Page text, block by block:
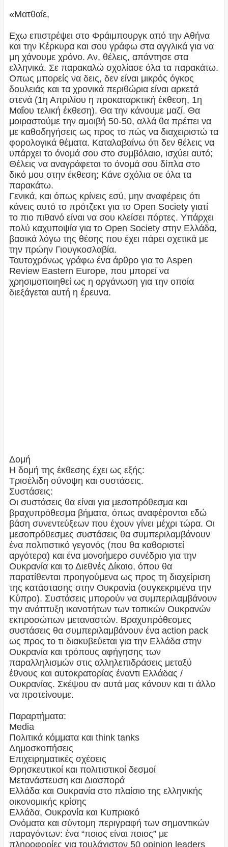
«Ματθαίε,
Εχω επιστρέψει στο Φράιμπουργκ από την Αθήνα
και την Κέρκυρα και σου γράφω στα αγγλικά για να
μη χάνουμε χρόνο. Αν, θέλεις, απάντησε στα
ελληνικά. Σε παρακαλώ σχολίασε όλα τα παρακάτω.
Οπως μπορείς να δεις, δεν είναι μικρός όγκος
δουλειάς και τα χρονικά περιθώρια είναι αρκετά
στενά (1η Απριλίου η προκαταρκτική έκθεση, 1η
Μαΐου τελική έκθεση). Θα την κάνουμε μαζί. Θα
μοιραστούμε την αμοιβή 50-50, αλλά θα πρέπει να
με καθοδηγήσεις ως προς το πώς να διαχειριστώ τα
φορολογικά θέματα. Καταλαβαίνω ότι δεν θέλεις να
υπάρχει το όνομά σου στο συμβόλαιο, ισχύει αυτό;
Θέλεις να αναγράφεται το όνομά σου δίπλα στο
δικό μου στην έκθεση; Κάνε σχόλια σε όλα τα
παρακάτω.
Γενικά, και όπως κρίνεις εσύ, μην αναφέρεις ότι
κάνεις αυτό το πρότζεκτ για το Open Society γιατί
το πιο πιθανό είναι να σου κλείσει πόρτες. Υπάρχει
πολύ καχυποψία για το Open Society στην Ελλάδα,
βασικά λόγω της θέσης που έχει πάρει σχετικά με
την πρώην Γιουγκοσλαβία.
Ταυτοχρόνως γράφω ένα άρθρο για το Aspen
Review Eastern Europe, που μπορεί να
χρησιμοποιηθεί ως η οργάνωση για την οποία
διεξάγεται αυτή η έρευνα.
Δομή
Η δομή της έκθεσης έχει ως εξής:
Τρισέλιδη σύνοψη και συστάσεις.
Συστάσεις:
Οι συστάσεις θα είναι για μεσοπρόθεσμα και
βραχυπρόθεσμα βήματα, όπως αναφέρονται εδώ
βάση συνεντεύξεων που έχουν γίνει μέχρι τώρα. Οι
μεσοπρόθεσμες συστάσεις θα συμπεριλαμβάνουν
ένα πολιτιστικό γεγονός (που θα καθοριστεί
αργότερα) και ένα μονοήμερο συνέδριο για την
Ουκρανία και το Διεθνές Δίκαιο, όπου θα
παρατίθενται προηγούμενα ως προς τη διαχείριση
της κατάστασης στην Ουκρανία (συγκεκριμένα την
Κύπρο). Συστάσεις μπορούν να συμπεριλαμβάνουν
την ανάπτυξη ικανοτήτων των τοπικών Ουκρανών
εκπροσώπων μεταναστών. Βραχυπρόθεσμες
συστάσεις θα συμπεριλαμβάνουν ένα action pack
ως προς το τι διακυβεύεται για την Ελλάδα στην
Ουκρανία και τρόπους αφήγησης των
παραλληλισμών στις αλληλεπιδράσεις μεταξύ
έθνους και αυτοκρατορίας έναντι Ελλάδας /
Ουκρανίας. Σκέψου αν αυτά μας κάνουν και τι άλλο
να προτείνουμε.
Παραρτήματα:
Media
Πολιτικά κόμματα και think tanks
Δημοσκοπήσεις
Επιχειρηματικές σχέσεις
Θρησκευτικοί και πολιτιστικοί δεσμοί
Μετανάστευση και Διασπορά
Ελλάδα και Ουκρανία στο πλαίσιο της ελληνικής
οικονομικής κρίσης
Ελλάδα, Ουκρανία και Κυπριακό
Ονόματα και σύντομη περιγραφή των σημαντικών
παραγόντων: ένα “ποιος είναι ποιος” με
πληροφορίες για τουλάχιστον 50 opinion leaders